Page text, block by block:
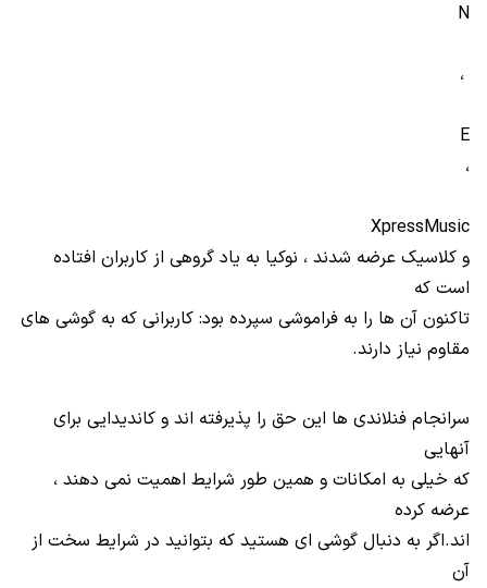
N
،
E
،
XpressMusic
و کلاسیک عرضه شدند ، نوکیا به یاد گروهی از کاربران افتاده
است که
تاکنون آن ها را به فراموشی سپرده بود: کاربرانی که به گوشی های
مقاوم نیاز دارند.
سرانجام فنلاندی ها این حق را پذیرفته اند و کاندیدایی برای
آنهایی
که خیلی به امکانات و همین طور شرایط اهمیت نمی دهند ،
عرضه کرده
اند.اگر به دنبال گوشی ای هستید که بتوانید در شرایط سخت از
آن